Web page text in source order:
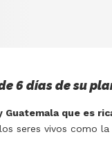
6 días de su
que es
seres vivos como la